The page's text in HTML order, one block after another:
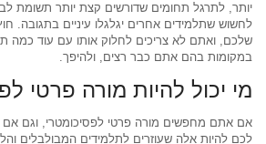
יותר, לתרגל תחומים שדורשים קצת יותר תשומת
לחשוש שתלמידים אחרים יגלגלו עיניים בתגובה.
שלכם, ואתם לא צריכים לחלוק אותו עם עוד כמה
במקומות בהם אתם כבר רצים, ולהיפך.
מי יכול להיות מורה פרטי
אם אתם מחפשים מורה פרטי לפסיכומטרי, וגם
לכם להיות אלה שעוזרים לתלמידים המבולבלים